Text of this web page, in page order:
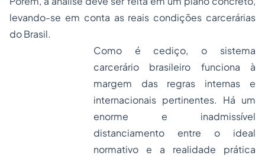
levando-se em conta as reais condições carcerárias
do Brasil.
Como é cediço, o sistema
carcerário brasileiro funciona à
margem das regras internas e
internacionais pertinentes. Há um
enorme e inadmissível
distanciamento entre o ideal
normativo e a realidade prática